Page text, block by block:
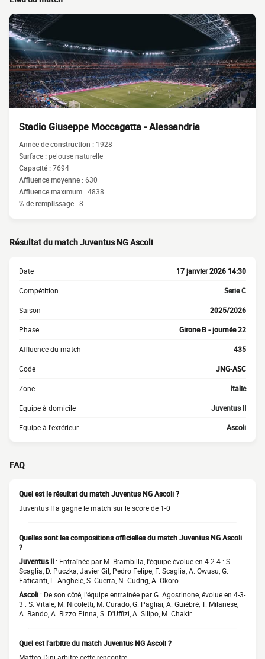
Stadio Giuseppe Moccagatta - Alessandria
Année de construction : 1928
Surface :pelouse naturelle
Capacité :7694
Affluence moyenne :630
Affluence maximum :4838
% de remplissage :8
Résultat du match Juventus NG Ascoli
Date 17 janvier 2026 14:30
Compétition Serie C
Saison 2025/2026
Phase Girone B - journée 22
Affluence du match 435
Code JNG-ASC
Zone Italie
Equipe à domicile Juventus II
Equipe à l'extérieur Ascoli
FAQ
Quel est le résultat du match Juventus NG Ascoli ?
Juventus II a gagné le match sur le score de 1-0
Quelles sont les compositions officielles du match Juventus NG Ascoli
?
Juventus II : Entraînée par M. Brambilla, l'équipe évolue en 4-2-4 : S.
Scaglia, D. Puczka, Javier Gil, Pedro Felipe, F. Scaglia, A. Owusu, G.
Faticanti, L. Anghelè, S. Guerra, N. Cudrig, A. Okoro
Ascoli : De son côté, l'équipe entraînée par G. Agostinone, évolue en 4-3-
3 : S. Vitale, M. Nicoletti, M. Curado, G. Pagliai, A. Guiébré, T. Milanese,
A. Bando, A. Rizzo Pinna, S. D'Uffizi, A. Silipo, M. Chakir
Quel est l'arbitre du match Juventus NG Ascoli ?